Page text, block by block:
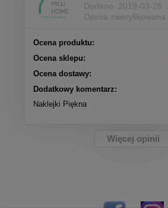
Dodano: 2019-03-26
Opinia zweryfikowana
Ocena produktu:
Ocena sklepu:
Ocena dostawy:
Dodatkowy komentarz:
Naklejki Piękna
Więcej opinii